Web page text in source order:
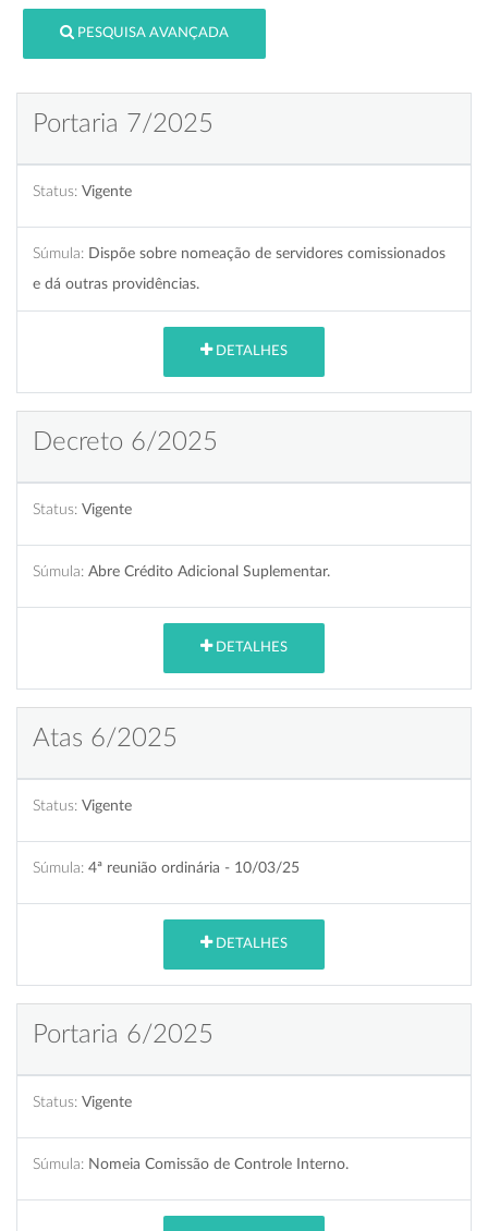
PESQUISA AVANÇADA
Portaria 7/2025
Status: Vigente
Súmula: Dispõe sobre nomeação de servidores comissionados
e dá outras providências.
DETALHES
Decreto 6/2025
Status: Vigente
Súmula: Abre Crédito Adicional Suplementar.
DETALHES
Atas 6/2025
Status: Vigente
Súmula: 4ª reunião ordinária - 10/03/25
DETALHES
Portaria 6/2025
Status: Vigente
Súmula: Nomeia Comissão de Controle Interno.